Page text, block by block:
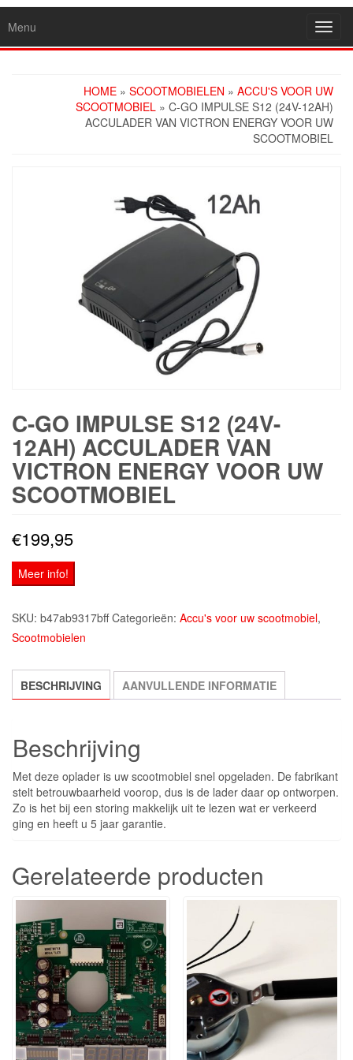
Menu
HOME » SCOOTMOBIELEN » ACCU'S VOOR UW
SCOOTMOBIEL » C-GO IMPULSE S12 (24V-12AH)
ACCULADER VAN VICTRON ENERGY VOOR UW
SCOOTMOBIEL
C-GO IMPULSE S12 (24V-
12AH) ACCULADER VAN
VICTRON ENERGY VOOR UW
SCOOTMOBIEL
€199,95
Meer info!
SKU: b47ab9317bff Categorieën: Accu's voor uw scootmobiel,
Scootmobielen
BESCHRIJVING AANVULLENDE INFORMATIE
Beschrijving
Met deze oplader is uw scootmobiel snel opgeladen. De fabrikant
stelt betrouwbaarheid voorop, dus is de lader daar op ontworpen.
Zo is het bij een storing makkelijk uit te lezen wat er verkeerd
ging en heeft u 5 jaar garantie.
Gerelateerde producten